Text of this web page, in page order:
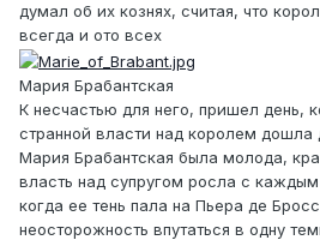
думал об их кознях, считая, что
всегда и ото всех
Мария Брабантская
К несчастью для него, пришел день,
странной власти над королем дошла
Мария Брабантская была молода,
власть над супругом росла с
когда ее тень пала на Пьера де
неосторожность впутаться в одну